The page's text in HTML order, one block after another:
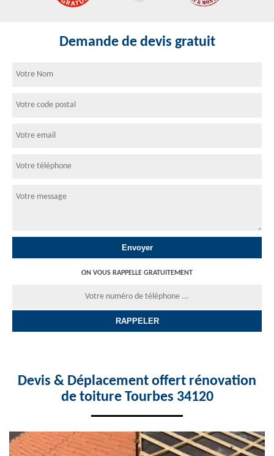
Demande de devis gratuit
ON VOUS RAPPELLE GRATUITEMENT
Devis & Déplacement offert rénovation
de toiture Tourbes 34120